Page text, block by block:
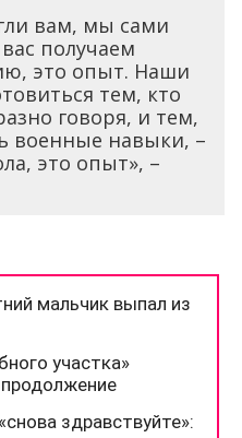
вам, мы сами
получаем
это опыт. Наши
тем, кто
говоря, и тем,
военные навыки, –
это опыт», –